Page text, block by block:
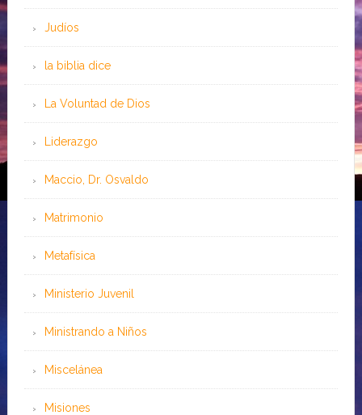
Judíos
la biblia dice
La Voluntad de Dios
Liderazgo
Maccio, Dr. Osvaldo
Matrimonio
Metafísica
Ministerio Juvenil
Ministrando a Niños
Miscelánea
Misiones